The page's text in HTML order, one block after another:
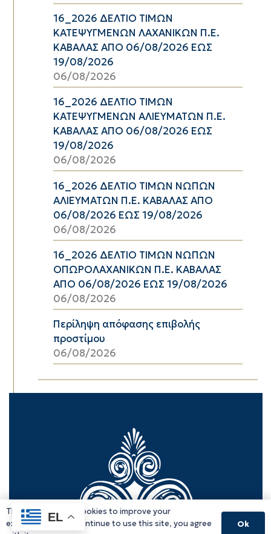
16_2026 ΔΕΛΤΙΟ ΤΙΜΩΝ
ΚΑΤΕΨΥΓΜΕΝΩΝ ΛΑΧΑΝΙΚΩΝ Π.Ε.
ΚΑΒΑΛΑΣ ΑΠΟ 06/08/2026 ΕΩΣ
19/08/2026
06/08/2026
16_2026 ΔΕΛΤΙΟ ΤΙΜΩΝ
ΚΑΤΕΨΥΓΜΕΝΩΝ ΑΛΙΕΥΜΑΤΩΝ Π.Ε.
ΚΑΒΑΛΑΣ ΑΠΟ 06/08/2026 ΕΩΣ
19/08/2026
06/08/2026
16_2026 ΔΕΛΤΙΟ ΤΙΜΩΝ ΝΩΠΩΝ
ΑΛΙΕΥΜΑΤΩΝ Π.Ε. ΚΑΒΑΛΑΣ ΑΠΟ
06/08/2026 ΕΩΣ 19/08/2026
06/08/2026
16_2026 ΔΕΛΤΙΟ ΤΙΜΩΝ ΝΩΠΩΝ
ΟΠΩΡΟΛΑΧΑΝΙΚΩΝ Π.Ε. ΚΑΒΑΛΑΣ
ΑΠΟ 06/08/2026 ΕΩΣ 19/08/2026
06/08/2026
Περίληψη απόφασης επιβολής
προστίμου
06/08/2026
EL
This website uses cookies to improve your
experience. If you continue to use this site, you agree
Ok